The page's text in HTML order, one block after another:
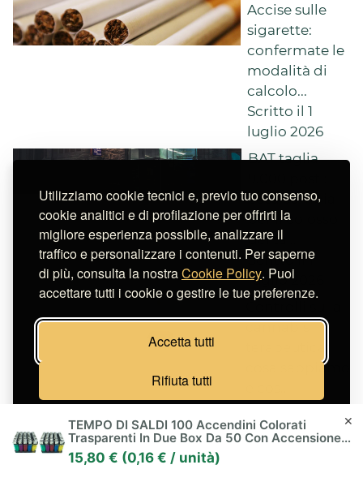
Utilizziamo cookie tecnici e, previo tuo consenso,
cookie analitici e di profilazione per offrirti la
migliore esperienza possibile, analizzare il
traffico e personalizzare i contenuti. Per saperne
di più, consulta la nostraCookie Policy. Puoi
accettare tutti i cookie o gestire le tue preferenze.
Accetta tutti
Rifiuta tutti
Gestisci preferenze
Accise sulle
sigarette:
confermate le
modalità di
calcolo...
Scritto il 1
luglio 2026
BAT taglia
cosa cambia
per il colosso
del ta...
Scritto il 1
luglio 2026
cannabis
cosa sappiamo
Scritto il 24
giugno 2026
TEMPO DI SALDI 100 Accendini Colorati
Trasparenti In Due Box Da 50 Con Accensione A
Pietrina
15,80 € (0,16 € / unità)
✕